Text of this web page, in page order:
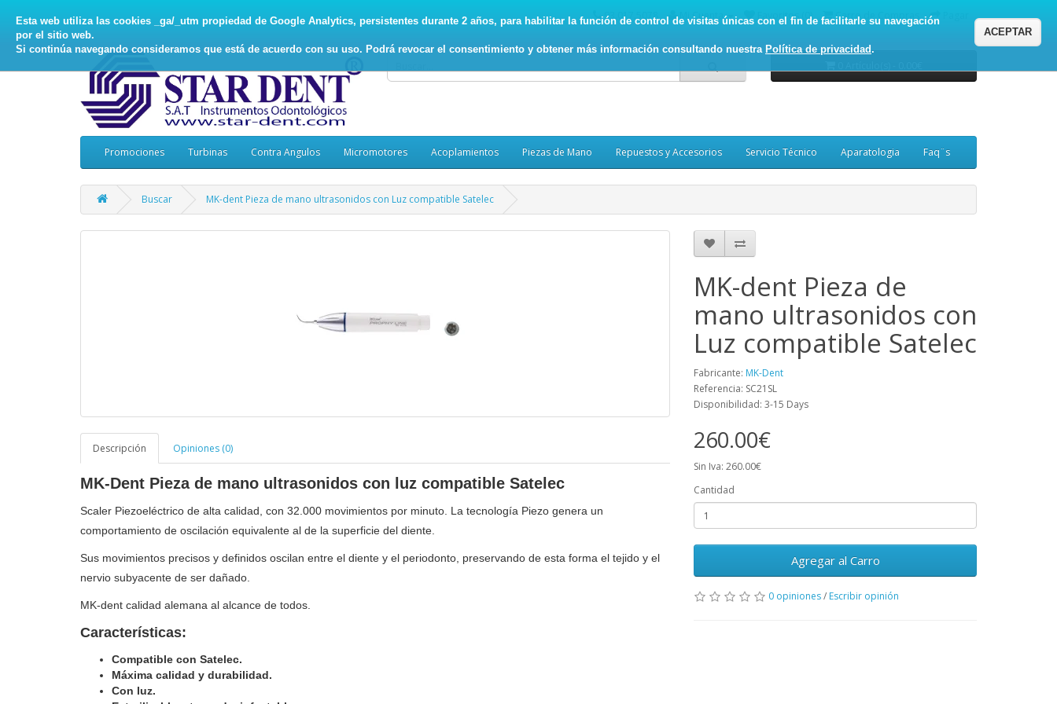
Esta web utiliza las cookies _ga/_utm propiedad de Google Analytics, persistentes durante 2 años, para habilitar la función de control de visitas únicas con el fin de facilitarle su navegación
por el sitio web.
Si continúa navegando consideramos que está de acuerdo con su uso. Podrá revocar el consentimiento y obtener más información consultando nuestra Política de privacidad.
ACEPTAR
93.017.5078 Mi Cuenta Favoritos (0) Carro de Compras
Promociones Turbinas Contra Angulos Micromotores Acoplamientos Piezas de Mano Repuestos y Accesorios Servicio Técnico Aparatologia Faq¨s
Buscar MK-dent Pieza de mano ultrasonidos con Luz compatible Satelec
Descripción Opiniones (0)
MK-Dent Pieza de mano ultrasonidos con luz compatible Satelec
Scaler Piezoeléctrico de alta calidad, con 32.000 movimientos por minuto. La tecnología Piezo genera un
comportamiento de oscilación equivalente al de la superficie del diente.
Sus movimientos precisos y definidos oscilan entre el diente y el periodonto, preservando de esta forma el tejido y el
nervio subyacente de ser dañado.
MK-dent calidad alemana al alcance de todos.
Características:
Compatible con Satelec.
Máxima calidad y durabilidad.
Con luz.
MK-dent Pieza de
mano ultrasonidos con
Luz compatible Satelec
Fabricante: MK-Dent
Referencia: SC21SL
Disponibilidad: 3-15 Days
260.00€
Sin Iva: 260.00€
Cantidad
Agregar al Carro
0 opiniones/ Escribir opinión